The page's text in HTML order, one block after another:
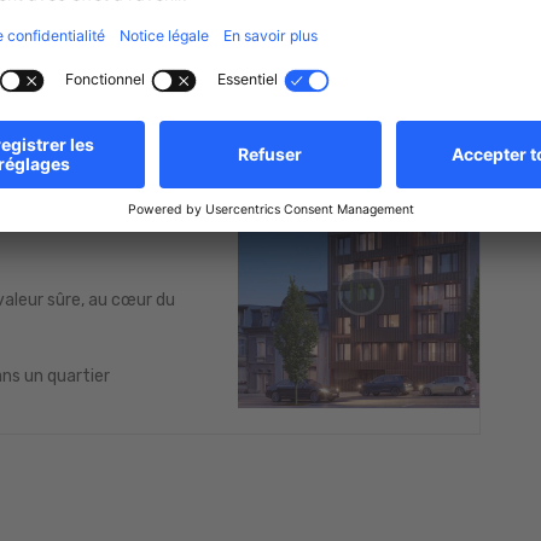
(offre limitée)
?
énergétique)
+352 26 64 91 73 ou info@home-in.lu
Chauffage au sol
Climatisation
sûre, au cœur du
un quartier